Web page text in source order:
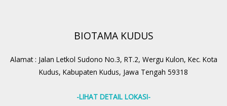
BIOTAMA KUDUS
Alamat : Jalan Letkol Sudono No.3, RT.2, Wergu Kulon, Kec. Kota
Kudus, Kabupaten Kudus, Jawa Tengah 59318
-LIHAT DETAIL LOKASI-